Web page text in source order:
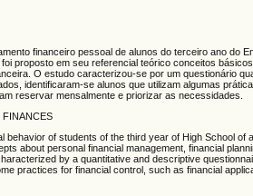
financeiro pessoal de alunos do terceiro ano do
proposto em seu referencial teórico conceitos
O estudo caracterizou-se por um questionário
identificaram-se alunos que utilizam algumas
reservar mensalmente e priorizar as necessidades.
FINANCES
of students of the third year of High School of
about personal financial management, financial
by a quantitative and descriptive
practices for financial control, such as financial